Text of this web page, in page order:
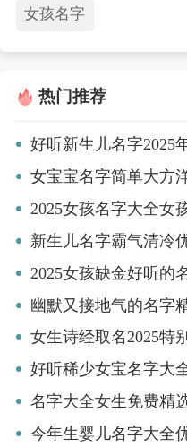
女孩名字
热门推荐
好听新生儿名字2025年
女宝宝名字简单大方洋气
2025女孩名字大全女孩
新生儿名字霸气清冷
2025女孩缺金好听的名字
幽默又接地气的名字
女生诗经取名2025特
好听稀少女宝名字大
名字大全女生免费精
今年生婴儿名字大全